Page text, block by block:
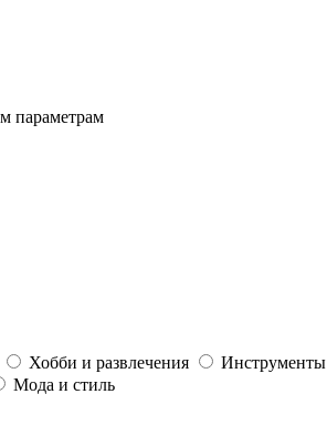
параметрам
Хобби и развлечения Инструменты
Мода и стиль